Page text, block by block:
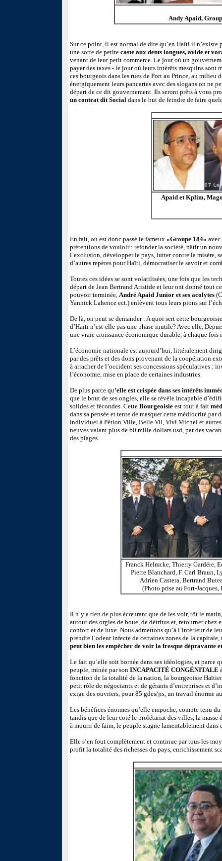
Andy Apaid,
Sur ce point, il est normal de dire qu’en Haïti il
une sorte de petite caste aux dents longues, avide et
venant de leur petit commerce. Le jour où un
payer des taxes - le jour où leurs intérêts mesquins sont
ces bourgeois dans les rues de Port au Prince, au milieu
énergiquement leurs pancartes avec des slogans on ne
départ de ce dit gouvernement. Ils seront prêts à vous
un contrat dit Social dans le but de feindre de faire
Apaid et Kplim,
En fait, où est donc passé le fameux «Groupe 184» avec
prétentions de vouloir : refonder la société, bâtir un
l’exclusion, développer le pays, lutter contre la misère,
d’autres repères pour Haïti, démocratiser le savoir et
Toutes ces idées se sont volatilisées, une fois que les
départ de Jean Bertrand Aristide et leur ont donné tout
pouvoir terminée, André Apaid Junior et ses acolytes
Yannick Lahence ect.) enlèvent tous leurs pions sur
De là, on peut se demander : A quoi sert cette
d’Haïti n’est-elle pas une phase inutile? Avec elle,
une vraie croissance économique durable, à chaque
L’économie nationale est aujourd’hui, littéralement
par des prêts et des dons provenant de la coopération
à arracher de l’occident ses concessions spéculatives :
l’économie, mise en place de certaines industries.
De plus parce qu’elle est crispée dans ses intérêts
que le bout de ses ongles, elle se révèle incapable
solides et fécondes. Cette Bourgeoisie est tout à fait
dans sa pensée et tente de masquer cette médiocrité par
individuel à Pétion Ville, Belle Vil, Vivi Michel et autres
neuves valant plus de 60 mille dollars usd, par des
des plages.
Franck Helmcke, Thierry Gardére,
Pierre Blanchard, F. Carl Braun,
Adrien Castera, Bertrand
(Photo prise au Fort-Jacques,
Il n’y a rien de plus écœurant que de les voir, tôt le
autour des orgies de boue, de détritus et, retourner chez
confort et de luxe. Nous admettons qu’à l’intérieur de
prendre l’odeur infecte de certaines zones de la
peut bien les empêcher de voir la fresque dépravante
Le fait qu’elle soit bornée dans ses idéologies, et parce
peuple, minée par son INCAPACITÉ CONGÉNITALE
fonction de la totalité de la nation, la bourgeoisie
petit rôle de négociants et de gérants d’entreprises et
exige des ouvriers, pour 85 gdes/jrs, un travail énorme
Les bénéfices énormes qu’elle empoche, compte tenu
tandis que de leur coté le prolétariat des villes, la masse
à mourir de faim, le peuple stagne lamentablement dans
Elle s’en fout complètement et continue par tous les
profit la totalité des richesses du pays, enrichissement